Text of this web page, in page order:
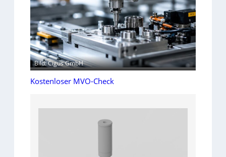
Bild: Cigus GmbH
Kostenloser MVO-Check